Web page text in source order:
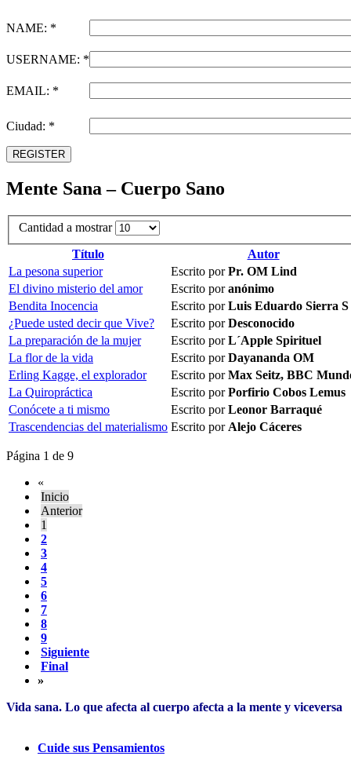
NAME: *
USERNAME: *
EMAIL: *
Ciudad: *
REGISTER
Mente Sana – Cuerpo Sano
Cantidad a mostrar
Título
Autor
La pesona superior
Escrito porPr. OM Lind
El divino misterio del amor
Escrito poranónimo
Bendita Inocencia
Escrito porLuis Eduardo Sierra S
¿Puede usted decir que Vive?
Escrito porDesconocido
La preparación de la mujer
Escrito porL´Apple Spirituel
La flor de la vida
Escrito porDayananda OM
Erling Kagge, el explorador
Escrito porMax Seitz, BBC
La Quiropráctica
Escrito porPorfirio Cobos Lemus
Conócete a ti mismo
Escrito porLeonor Barraqué
Trascendencias del materialismo Escrito porAlejo Cáceres
Página 1 de 9
«
Inicio
Anterior
1
2
3
4
5
6
7
8
9
Siguiente
Final
»
Vida sana. Lo que afecta al cuerpo afecta a la mente y viceversa
Cuide sus Pensamientos